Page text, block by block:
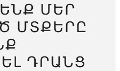
ՄԵՐ
ՄՏՔԵՐԸ
ԴՐԱՆՑ